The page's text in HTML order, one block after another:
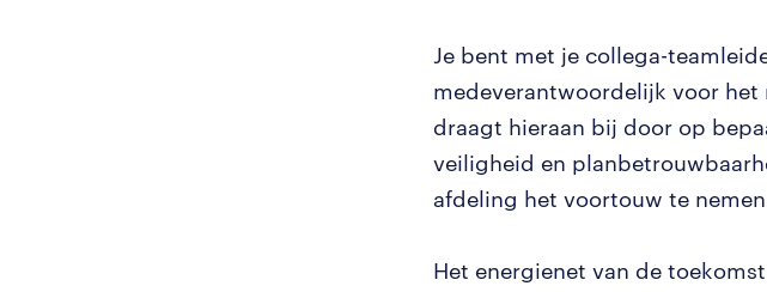
Je bent met je collega-
medeverantwoordelijk voor het
draagt hieraan bij door op
veiligheid en
afdeling het voortouw te
Het energienet van de